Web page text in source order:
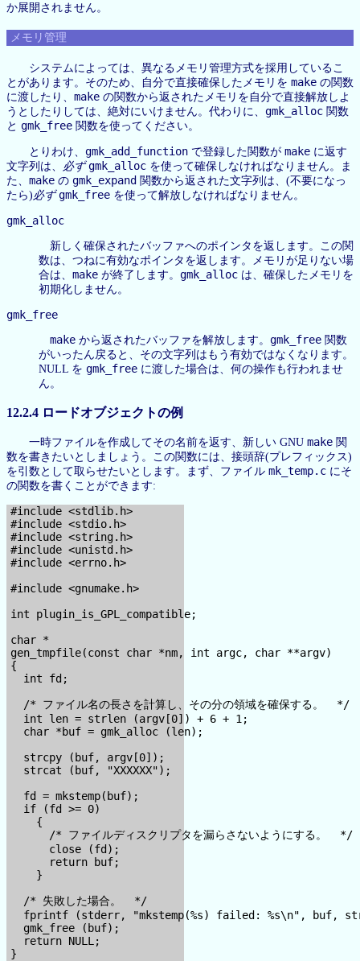
か展開されません。
メモリ管理
システムによっては、異なるメモリ管理方式を採用しているこ
とがあります。そのため、自分で直接確保したメモリを make の関数
に渡したり、 make の関数から返されたメモリを自分で直接解放しよ
うとしたりしては、絶対にいけません。代わりに、 gmk_alloc 関数
と gmk_free 関数を使ってください。
とりわけ、 gmk_add_function で登録した関数が make に返す
文字列は、 必ず gmk_alloc を使って確保しなければなりません。ま
た、 make の gmk_expand 関数から返された文字列は、(不要になっ
たら)必ず gmk_free を使って解放しなければなりません。
gmk_alloc
新しく確保されたバッファへのポインタを返します。この関
数は、つねに有効なポインタを返します。メモリが足りない場
合は、 make が終了します。 gmk_alloc は、確保したメモリを
初期化しません。
gmk_free
make から返されたバッファを解放します。 gmk_free 関数
がいったん戻ると、その文字列はもう有効ではなくなります。
NULL を gmk_free に渡した場合は、何の操作も行われませ
ん。
12.2.4 ロードオブジェクトの例
一時ファイルを作成してその名前を返す、新しい GNU make 関
数を書きたいとしましょう。この関数には、接頭辞(プレフィックス)
を引数として取らせたいとします。まず、ファイル mk_temp.c にそ
の関数を書くことができます:
#include <stdlib.h>
#include <stdio.h>
#include <string.h>
#include <unistd.h>
#include <errno.h>
#include <gnumake.h>
int plugin_is_GPL_compatible;
char *
gen_tmpfile(const char *nm, int argc, char **argv)
{
  int fd;
  /* ファイル名の長さを計算し、その分の領域を確保する。  */
  int len = strlen (argv[0]) + 6 + 1;
  char *buf = gmk_alloc (len);
  strcpy (buf, argv[0]);
  strcat (buf, "XXXXXX");
  fd = mkstemp(buf);
  if (fd >= 0)
    {
      /* ファイルディスクリプタを漏らさないようにする。  */
      close (fd);
      return buf;
    }
  /* 失敗した場合。  */
fprintf (stderr, "mkstemp(%s) failed: %s\n", buf,
  gmk_free (buf);
  return NULL;
}